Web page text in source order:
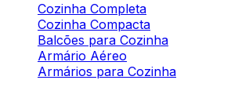
Cozinha Completa
Cozinha Compacta
Balcões para Cozinha
Armário Aéreo
Armários para Cozinha